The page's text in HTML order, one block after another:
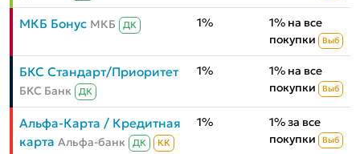
МКБ Бонус МКБ ДК 1%
1% на все
покупки
Выб
БКС Стандарт/Приоритет
БКС Банк ДК
1%
1% на все
покупки
Выб
Альфа-Карта / Кредитная
карта Альфа-банк ДК КК
1%
1% за все
покупки
Выб